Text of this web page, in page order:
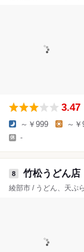
3.47
～￥999 ～
-
8 竹松うどん店
綾部市 / うどん、天ぷ